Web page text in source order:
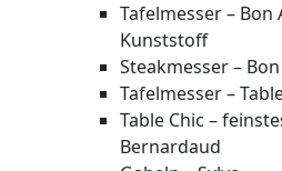
Tafelmesser –
Kunststoff
Steakmesser –
Tafelmesser –
Table Chic –
Bernardaud